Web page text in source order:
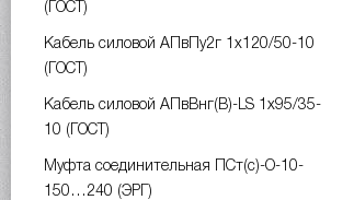
(ГОСТ)
Кабель силовой АПвПу2г 1х120/50-10
(ГОСТ)
Кабель силовой АПвВнг(B)-LS 1х95/35-
10 (ГОСТ)
Муфта соединительная ПСт(с)-О-10-
150…240 (ЭРГ)